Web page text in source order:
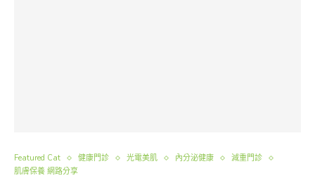
Featured Cat 健康門診 光電美肌 內分泌健康
減重門診
肌膚保養 網路分享